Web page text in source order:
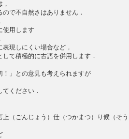
で不自然さはありません．
使用します
現しにくい場合など，
て積極的に古語を併用します．
」との意見も考えられますが
ください．
に言上（ごんじょう）仕（つかま